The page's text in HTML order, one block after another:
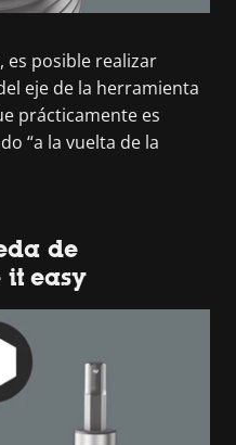
es posible realizar
eje de la herramienta
prácticamente es
“a la vuelta de la
de
it easy